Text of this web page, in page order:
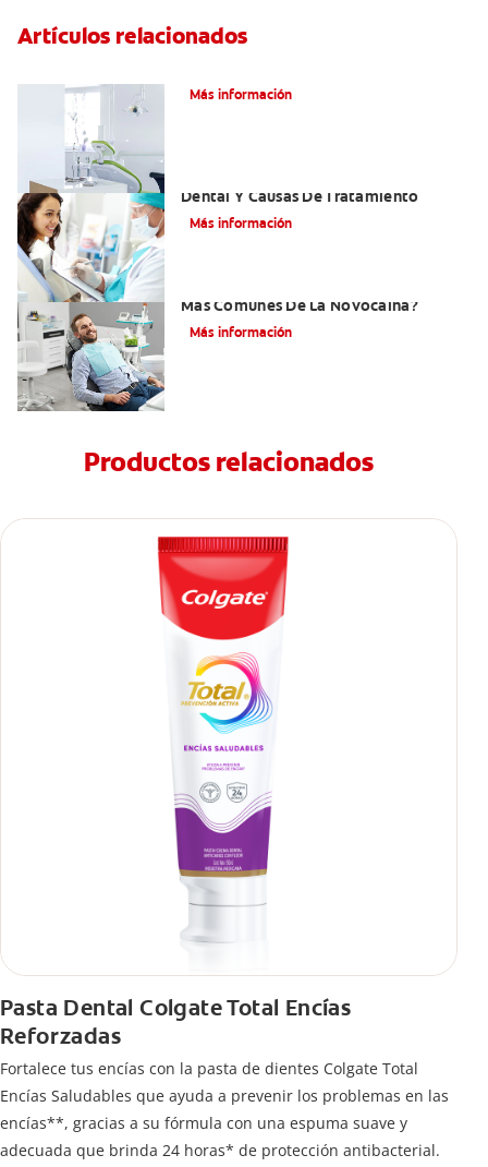
Artículos relacionados
Más información
Dental Y Causas De Tratamiento
Más información
Más Comunes De La Novocaína?
Más información
Productos relacionados
Pasta Dental Colgate Total Encías
Reforzadas
Fortalece tus encías con la pasta de dientes Colgate Total
Encías Saludables que ayuda a prevenir los problemas en las
encías**, gracias a su fórmula con una espuma suave y
adecuada que brinda 24 horas* de protección antibacterial.